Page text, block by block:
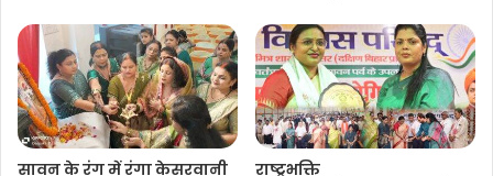
सावन के रंग में रंगा केसरवानी
राष्ट्रभक्ति